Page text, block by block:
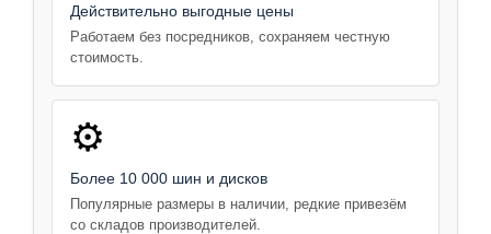
Действительно выгодные цены
Работаем без посредников, сохраняем честную
стоимость.
⚙️
Более 10 000 шин и дисков
Популярные размеры в наличии, редкие привезём
со складов производителей.